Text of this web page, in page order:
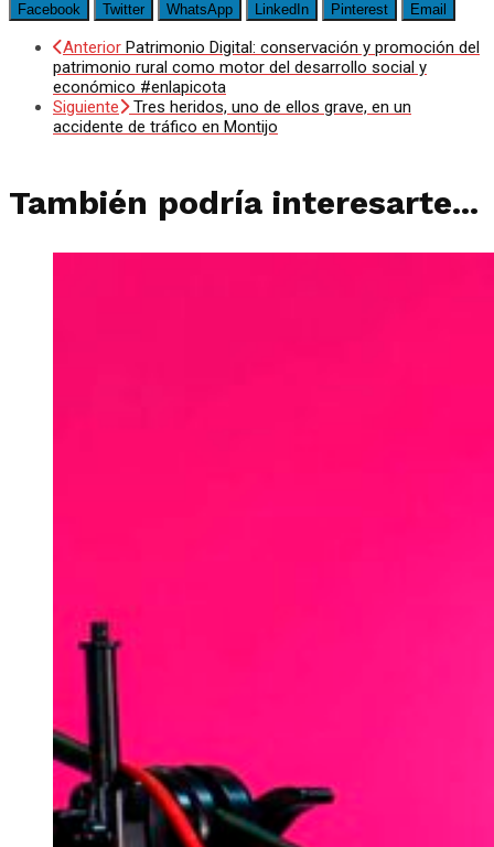
Facebook Twitter WhatsApp LinkedIn Pinterest Email
Anterior Patrimonio Digital: conservación y promoción del
patrimonio rural como motor del desarrollo social y
económico #enlapicota
Siguiente
Tres heridos, uno de ellos grave, en un
accidente de tráfico en Montijo
También podría interesarte...